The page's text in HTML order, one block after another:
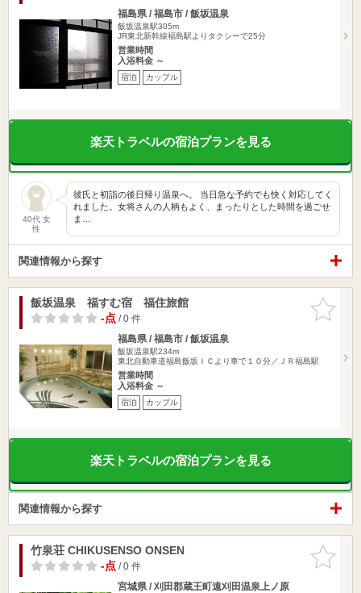
福島県 / 福島市 / 飯坂温泉
飯坂温泉駅305m
JR東北新幹線福島駅よりタクシーで25分
営業時間
入浴料金 ～
宿泊 カップル
楽天トラベルの宿泊プランを見る
40代 女
性
彼氏と初詣の後日帰り温泉へ。 当日急な予約でも快く対応してく
れました。女将さんの人柄もよく、まったりとした時間を過ごせ
ま…
関連情報から探す
お気に入
りに追加
飯坂温泉 福すむ宿 福住旅館
-点/ 0 件
福島県 / 福島市 / 飯坂温泉
飯坂温泉駅234m
東北自動車道福島飯坂ＩＣより車で１０分／ＪＲ福島駅
営業時間
入浴料金 ～
宿泊 カップル
楽天トラベルの宿泊プランを見る
関連情報から探す
お気に入
りに追加
竹泉荘 CHIKUSENSO ONSEN
-点/ 0 件
宮城県 / 刈田郡蔵王町遠刈田温泉上ノ原